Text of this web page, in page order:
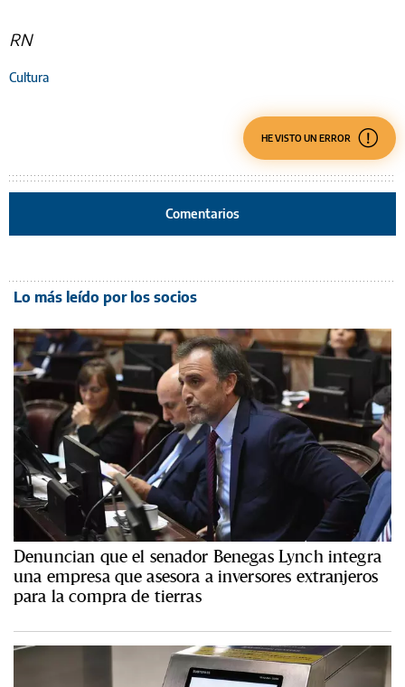
RN
Cultura
HE VISTO UN ERROR
Comentarios
Lo más leído por los socios
Denuncian que el senador Benegas Lynch integra
una empresa que asesora a inversores extranjeros
para la compra de tierras